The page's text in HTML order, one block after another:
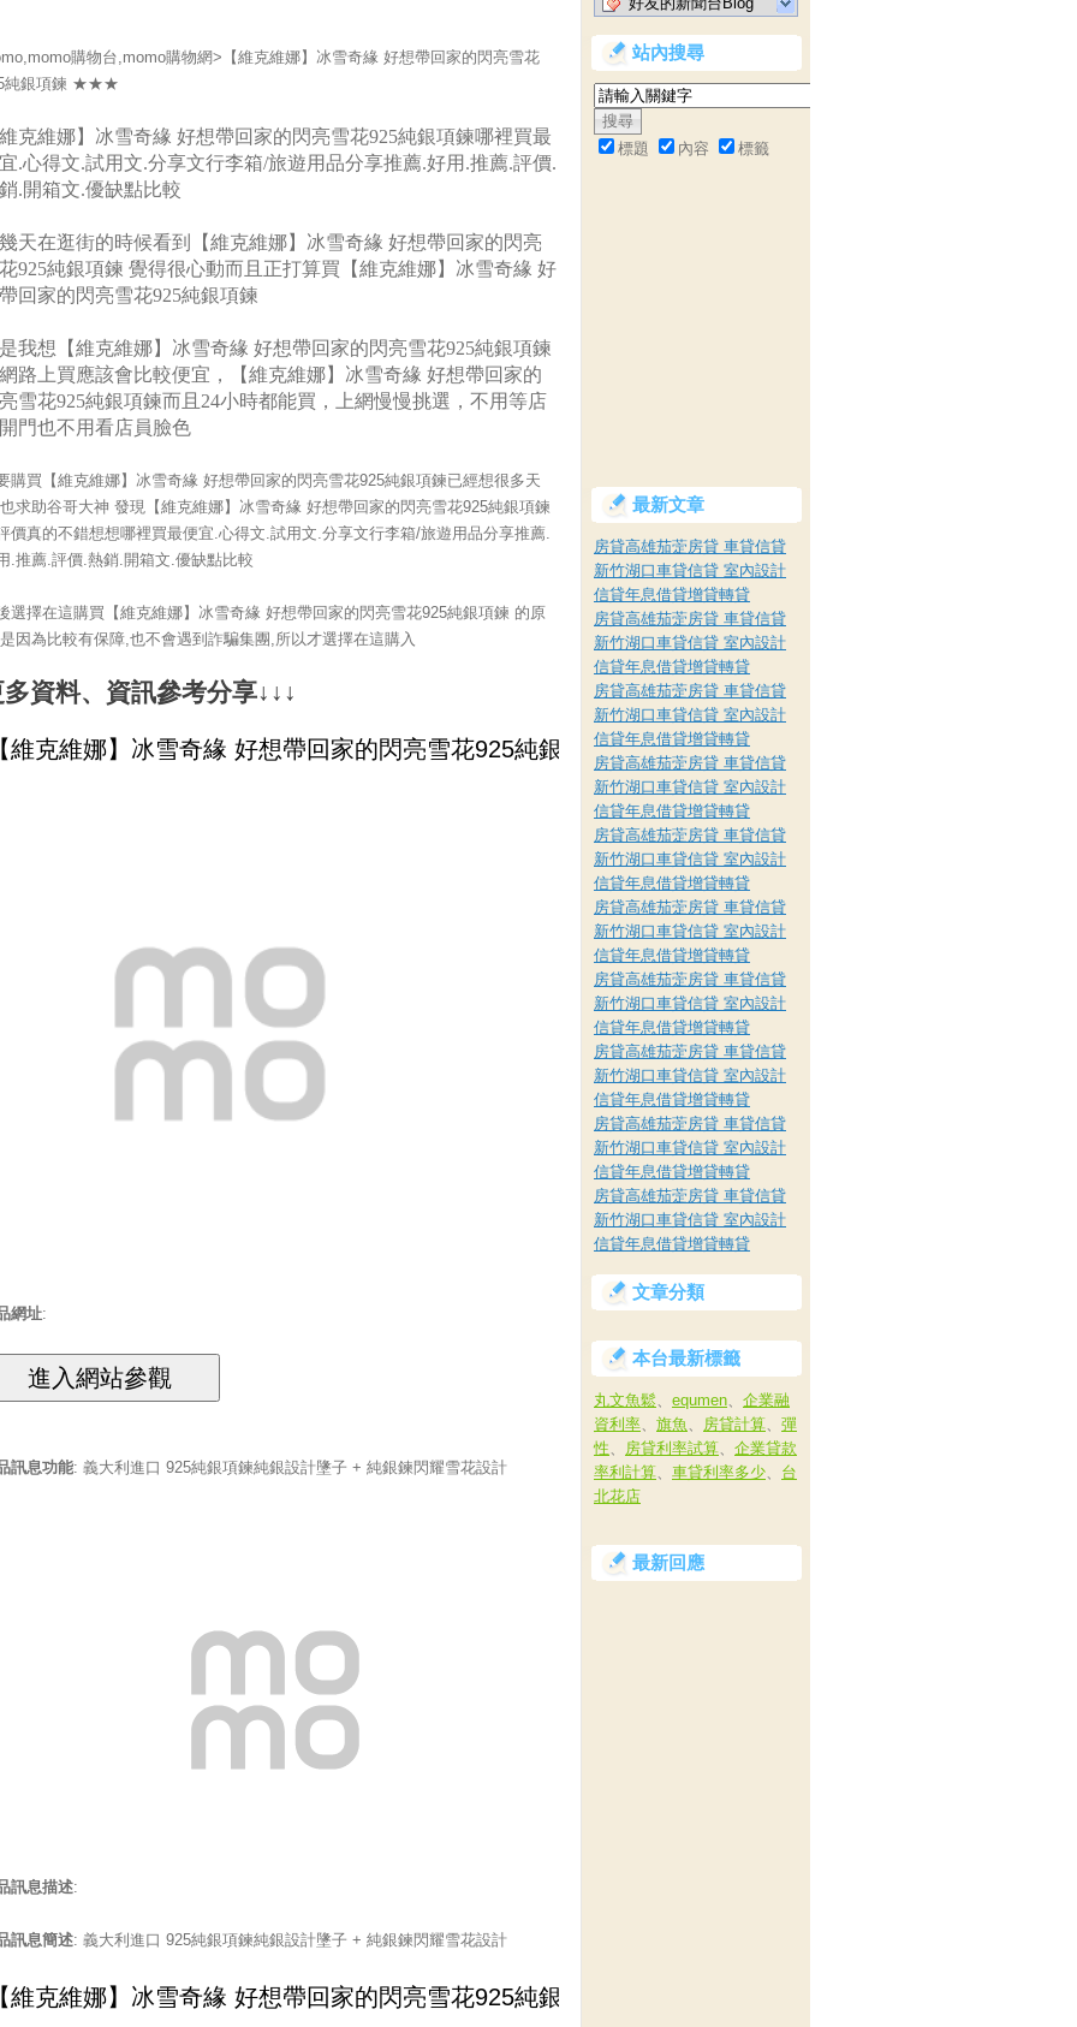
購物台,momo購物網>【維克維娜】冰雪奇緣 好想帶回家的閃亮雪花
純銀項鍊 ★★★
克維娜】冰雪奇緣 好想帶回家的閃亮雪花925純銀項鍊哪裡買最
.心得文.試用文.分享文行李箱/旅遊用品分享推薦.好用.推薦.評價.
.開箱文.優缺點比較
天在逛街的時候看到【維克維娜】冰雪奇緣 好想帶回家的閃亮
925純銀項鍊 覺得很心動而且正打算買【維克維娜】冰雪奇緣 好
回家的閃亮雪花925純銀項鍊
我想【維克維娜】冰雪奇緣 好想帶回家的閃亮雪花925純銀項鍊
路上買應該會比較便宜，【維克維娜】冰雪奇緣 好想帶回家的
雪花925純銀項鍊而且24小時都能買，上網慢慢挑選，不用等店
門也不用看店員臉色
購買【維克維娜】冰雪奇緣 好想帶回家的閃亮雪花925純銀項鍊已經想很多天
求助谷哥大神 發現【維克維娜】冰雪奇緣 好想帶回家的閃亮雪花925純銀項鍊
價真的不錯想想哪裡買最便宜.心得文.試用文.分享文行李箱/旅遊用品分享推薦.
.推薦.評價.熱銷.開箱文.優缺點比較
選擇在這購買【維克維娜】冰雪奇緣 好想帶回家的閃亮雪花925純銀項鍊 的原
因為比較有保障,也不會遇到詐騙集團,所以才選擇在這購入
資料、資訊參考分享↓↓↓
網址:
訊息功能: 義大利進口 925純銀項鍊純銀設計墬子 + 純銀鍊閃耀雪花設計
訊息描述:
訊息簡述: 義大利進口 925純銀項鍊純銀設計墬子 + 純銀鍊閃耀雪花設計
站內搜尋
標題 內容 標籤
最新文章
房貸高雄茄萣房貸 車貸信貸
新竹湖口車貸信貸 室內設計
信貸年息借貸增貸轉貸
房貸高雄茄萣房貸 車貸信貸
新竹湖口車貸信貸 室內設計
信貸年息借貸增貸轉貸
房貸高雄茄萣房貸 車貸信貸
新竹湖口車貸信貸 室內設計
信貸年息借貸增貸轉貸
房貸高雄茄萣房貸 車貸信貸
新竹湖口車貸信貸 室內設計
信貸年息借貸增貸轉貸
房貸高雄茄萣房貸 車貸信貸
新竹湖口車貸信貸 室內設計
信貸年息借貸增貸轉貸
房貸高雄茄萣房貸 車貸信貸
新竹湖口車貸信貸 室內設計
信貸年息借貸增貸轉貸
房貸高雄茄萣房貸 車貸信貸
新竹湖口車貸信貸 室內設計
信貸年息借貸增貸轉貸
房貸高雄茄萣房貸 車貸信貸
新竹湖口車貸信貸 室內設計
信貸年息借貸增貸轉貸
房貸高雄茄萣房貸 車貸信貸
新竹湖口車貸信貸 室內設計
信貸年息借貸增貸轉貸
房貸高雄茄萣房貸 車貸信貸
新竹湖口車貸信貸 室內設計
信貸年息借貸增貸轉貸
文章分類
本台最新標籤
丸文魚鬆、 equmen、 企業融
資利率、 旗魚、 房貸計算、 彈
性、 房貸利率試算、 企業貸款
率利計算、 車貸利率多少、 台
北花店
最新回應